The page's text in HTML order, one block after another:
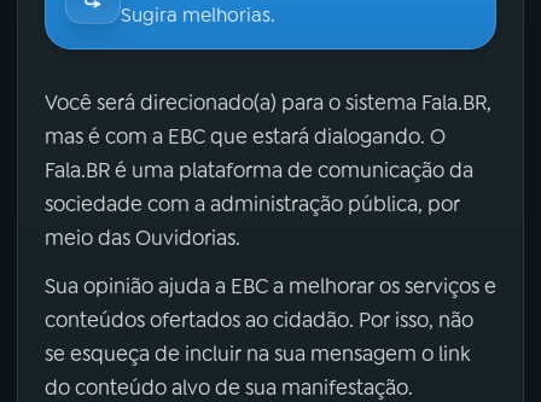
Sugira melhorias.
Você será direcionado(a) para o sistema Fala.BR,
mas é com a EBC que estará dialogando. O
Fala.BR é uma plataforma de comunicação da
sociedade com a administração pública, por
meio das Ouvidorias.
Sua opinião ajuda a EBC a melhorar os serviços e
conteúdos ofertados ao cidadão. Por isso, não
se esqueça de incluir na sua mensagem o link
do conteúdo alvo de sua manifestação.